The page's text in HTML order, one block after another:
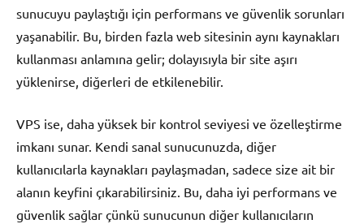
sunucuyu paylaştığı için performans ve güvenlik sorunları
yaşanabilir. Bu, birden fazla web sitesinin aynı kaynakları
kullanması anlamına gelir; dolayısıyla bir site aşırı
yüklenirse, diğerleri de etkilenebilir.
VPS ise, daha yüksek bir kontrol seviyesi ve özelleştirme
imkanı sunar. Kendi sanal sunucunuzda, diğer
kullanıcılarla kaynakları paylaşmadan, sadece size ait bir
alanın keyfini çıkarabilirsiniz. Bu, daha iyi performans ve
güvenlik sağlar çünkü sunucunun diğer kullanıcıların